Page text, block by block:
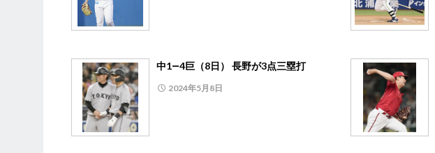
中1―4巨（8日） 長野が3点三塁打
2024年5月8日